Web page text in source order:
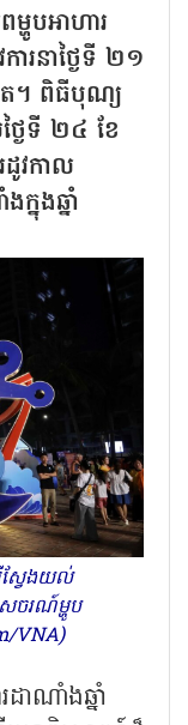
បអាហារ
ារនាថ្ងៃទី ២១
ត។ ពិធីបុណ្យ
ងៃទី ២៤ ខែ
វកាល
នុងឆ្នាំ
ស្វែងយល់
ចរណ៍ម្ហូប
VNA)
ាណាំងឆ្នាំ